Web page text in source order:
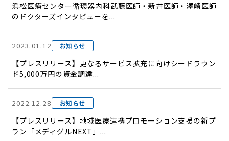
浜松医療センター循環器内科武藤医師・新井医師・澤崎医師
のドクターズインタビューを...
2023.01.12 お知らせ
【プレスリリース】更なるサービス拡充に向けシードラウン
ド5,000万円の資金調達...
2022.12.28 お知らせ
【プレスリリース】地域医療連携プロモーション支援の新プ
ラン「メディグルNEXT」...